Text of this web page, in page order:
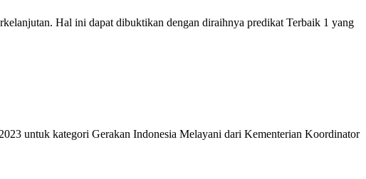
Hal ini dapat dibuktikan dengan diraihnya predikat Terbaik 1 yang
untuk kategori Gerakan Indonesia Melayani dari Kementerian Koordinator